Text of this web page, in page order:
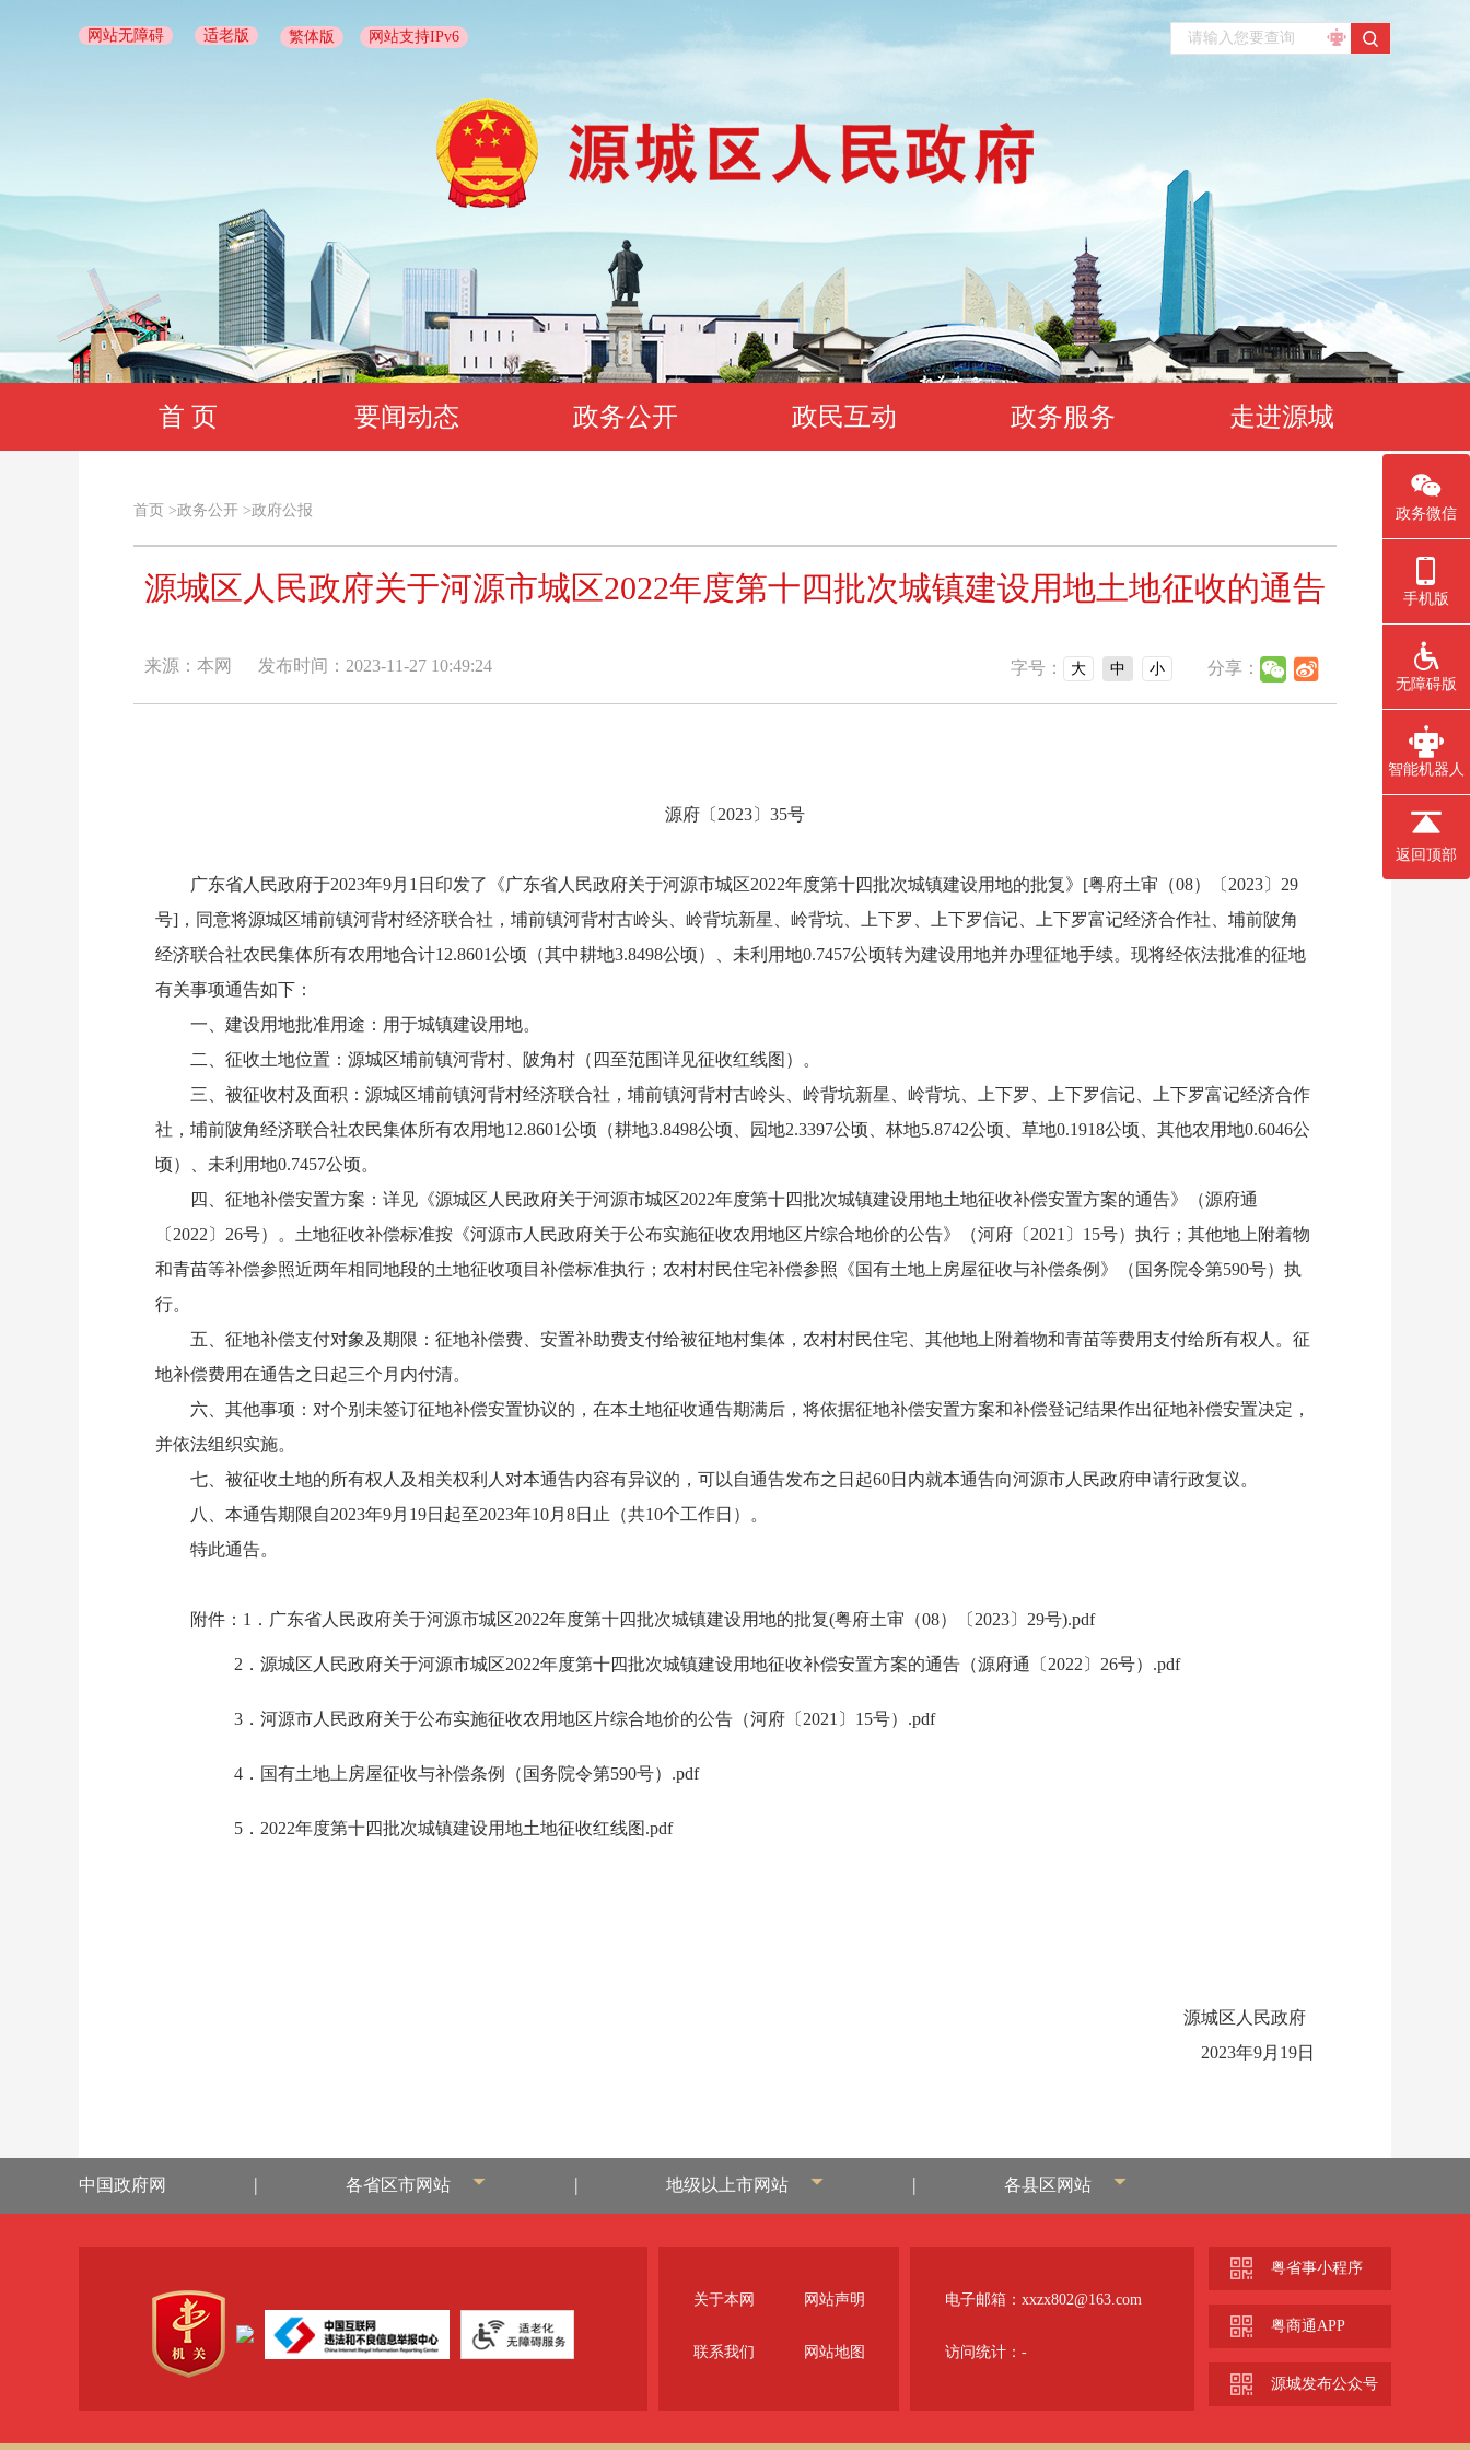
网站无障碍 适老版 繁体版 网站支持IPv6
首 页 要闻动态 政务公开 政民互动 政务服务 走进源城
首页 >政务公开 >政府公报
源城区人民政府关于河源市城区2022年度第十四批次城镇建设用地土地征收的通告
来源：本网 发布时间：2023-11-27 10:49:24 字号： 大 中 小 分享：
源府〔2023〕35号
广东省人民政府于2023年9月1日印发了《广东省人民政府关于河源市城区2022年度第十四批次城镇建设用地的批复》[粤府土审（08）〔2023〕29
号]，同意将源城区埔前镇河背村经济联合社，埔前镇河背村古岭头、岭背坑新星、岭背坑、上下罗、上下罗信记、上下罗富记经济合作社、埔前陂角
经济联合社农民集体所有农用地合计12.8601公顷（其中耕地3.8498公顷）、未利用地0.7457公顷转为建设用地并办理征地手续。现将经依法批准的征地
有关事项通告如下：
一、建设用地批准用途：用于城镇建设用地。
二、征收土地位置：源城区埔前镇河背村、陂角村（四至范围详见征收红线图）。
三、被征收村及面积：源城区埔前镇河背村经济联合社，埔前镇河背村古岭头、岭背坑新星、岭背坑、上下罗、上下罗信记、上下罗富记经济合作
社，埔前陂角经济联合社农民集体所有农用地12.8601公顷（耕地3.8498公顷、园地2.3397公顷、林地5.8742公顷、草地0.1918公顷、其他农用地0.6046公
顷）、未利用地0.7457公顷。
四、征地补偿安置方案：详见《源城区人民政府关于河源市城区2022年度第十四批次城镇建设用地土地征收补偿安置方案的通告》（源府通
〔2022〕26号）。土地征收补偿标准按《河源市人民政府关于公布实施征收农用地区片综合地价的公告》（河府〔2021〕15号）执行；其他地上附着物
和青苗等补偿参照近两年相同地段的土地征收项目补偿标准执行；农村村民住宅补偿参照《国有土地上房屋征收与补偿条例》（国务院令第590号）执
行。
五、征地补偿支付对象及期限：征地补偿费、安置补助费支付给被征地村集体，农村村民住宅、其他地上附着物和青苗等费用支付给所有权人。征
地补偿费用在通告之日起三个月内付清。
六、其他事项：对个别未签订征地补偿安置协议的，在本土地征收通告期满后，将依据征地补偿安置方案和补偿登记结果作出征地补偿安置决定，
并依法组织实施。
七、被征收土地的所有权人及相关权利人对本通告内容有异议的，可以自通告发布之日起60日内就本通告向河源市人民政府申请行政复议。
八、本通告期限自2023年9月19日起至2023年10月8日止（共10个工作日）。
特此通告。
附件： 1．广东省人民政府关于河源市城区2022年度第十四批次城镇建设用地的批复(粤府土审（08）〔2023〕29号).pdf
2．源城区人民政府关于河源市城区2022年度第十四批次城镇建设用地征收补偿安置方案的通告（源府通〔2022〕26号）.pdf
3．河源市人民政府关于公布实施征收农用地区片综合地价的公告（河府〔2021〕15号）.pdf
4．国有土地上房屋征收与补偿条例（国务院令第590号）.pdf
5．2022年度第十四批次城镇建设用地土地征收红线图.pdf
源城区人民政府
2023年9月19日
中国政府网 | 各省区市网站 | 地级以上市网站 | 各县区网站
关于本网 网站声明
联系我们 网站地图
电子邮箱：xxzx802@163.com
访问统计： -
粤省事小程序
粤商通APP
源城发布公众号
政务微信
手机版
无障碍版
智能机器人
返回顶部